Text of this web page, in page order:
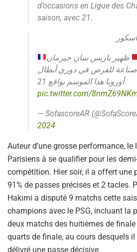
d’occasions en Ligue des
saison, avec 21.
ظهير باريس سان جيرمان
صناعة للفرص في دوري أبطال
أوروبا هذا الموسم بواقع 21
pic.twitter.com/
— SofascoreAR
2024
Auteur d’une grosse performance,
Parisiens à se qualifier pour les
compétition. Hier soir, il a offert une
91% de passes précises et 2 tacles.
Hakimi a disputé 9 matchs cette
champions avec le PSG, incluant la
deux matchs des huitièmes de
quarts de finale, au cours desquels
délivré une passe décisive.